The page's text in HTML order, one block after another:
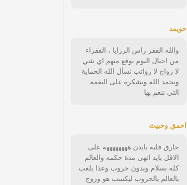
حويمد
والله الفقر راس الرزايا ، الفقراء
من اجيال اليوم توقع منهم اي شي
لا زواج لا رواتب نسأل الله الحماية
ونحمد الله ونشكره على النعمه
التي ننعم بها
احمق وخبيث
حارق قلبه بايدن ههههههههه على
الاقل بايد انهى مدة حكمه والعالم
كله بسلام وبدون حروب وعذا يلعب
بالعالم بالحروب ليكسب هو وزوج